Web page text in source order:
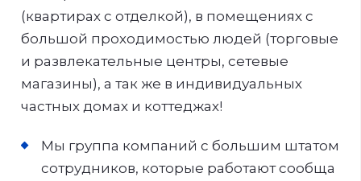
(квартирах с отделкой), в помещениях с
большой проходимостью людей (торговые
и развлекательные центры, сетевые
магазины), а так же в индивидуальных
частных домах и коттеджах!
Мы группа компаний с большим штатом
сотрудников, которые работают сообща